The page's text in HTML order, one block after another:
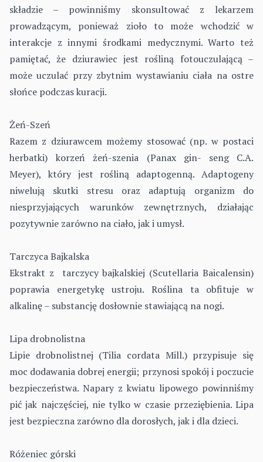
składzie – powinniśmy skonsultować z lekarzem
prowadzącym, ponieważ zioło to może wchodzić w
interakcje z innymi środkami medycznymi. Warto też
pamiętać, że dziurawiec jest rośliną fotouczulającą –
może uczulać przy zbytnim wystawianiu ciała na ostre
słońce podczas kuracji.
Żeń-Szeń
Razem z dziurawcem możemy stosować (np. w postaci
herbatki) korzeń żeń-szenia (Panax gin- seng C.A.
Meyer), który jest rośliną adaptogenną. Adaptogeny
niwelują skutki stresu oraz adaptują organizm do
niesprzyjających warunków zewnętrznych, działając
pozytywnie zarówno na ciało, jak i umysł.
Tarczyca Bajkalska
Ekstrakt z tarczycy bajkalskiej (Scutellaria Baicalensin)
poprawia energetykę ustroju. Roślina ta obfituje w
alkalinę – substancję dosłownie stawiającą na nogi.
Lipa drobnolistna
Lipie drobnolistnej (Tilia cordata Mill.) przypisuje się
moc dodawania dobrej energii; przynosi spokój i poczucie
bezpieczeństwa. Napary z kwiatu lipowego powinniśmy
pić jak najczęściej, nie tylko w czasie przeziębienia. Lipa
jest bezpieczna zarówno dla dorosłych, jak i dla dzieci.
Różeniec górski